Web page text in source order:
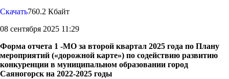
Скачать760.2 Кбайт
08 сентября 2025 11:29
Форма отчета 1 -МО за второй квартал 2025 года по Плану
мероприятий («дорожной карте») по содействию развитию
конкуренции в муниципальном образовании город
Саяногорск на 2022-2025 годы